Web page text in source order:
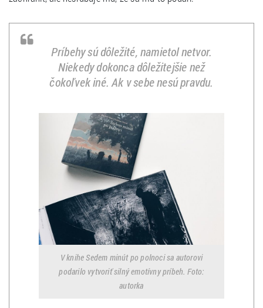
Príbehy sú dôležité, namietol netvor.
Niekedy dokonca dôležitejšie než
čokoľvek iné. Ak v sebe nesú pravdu.
V knihe Sedem minút po polnoci sa autorovi
podarilo vytvoriť silný emotívny príbeh. Foto:
autorka